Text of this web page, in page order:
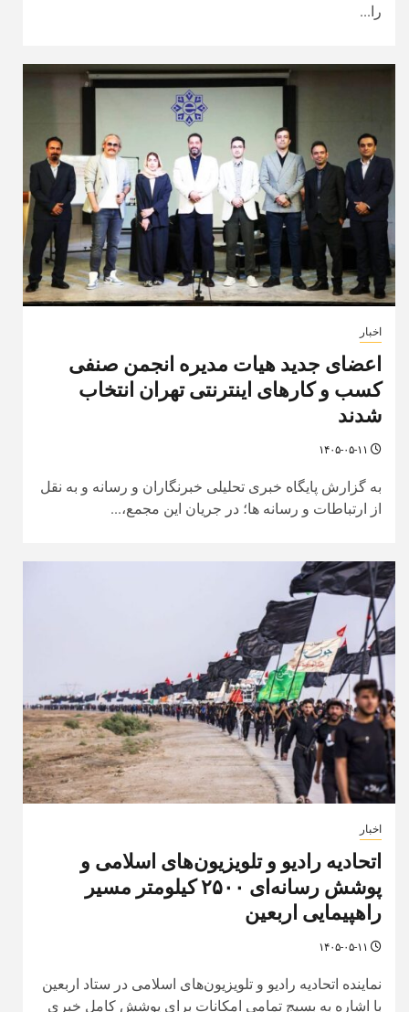
را...
اخبار
اعضای جدید هیات مدیره انجمن صنفی
کسب و کارهای اینترنتی تهران انتخاب
شدند
به گزارش پایگاه خبری تحلیلی خبرنگاران و رسانه و به نقل
از ارتباطات و رسانه ها؛ در جریان این مجمع،...
اخبار
اتحادیه رادیو و تلویزیون‌های اسلامی و
پوشش رسانه‌ای ۲۵۰۰ کیلومتر مسیر
راهپیمایی اربعین
نماینده اتحادیه رادیو و تلویزیون‌های اسلامی در ستاد اربعین
با اشاره به بسیج تمامی امکانات برای پوشش کامل خبری